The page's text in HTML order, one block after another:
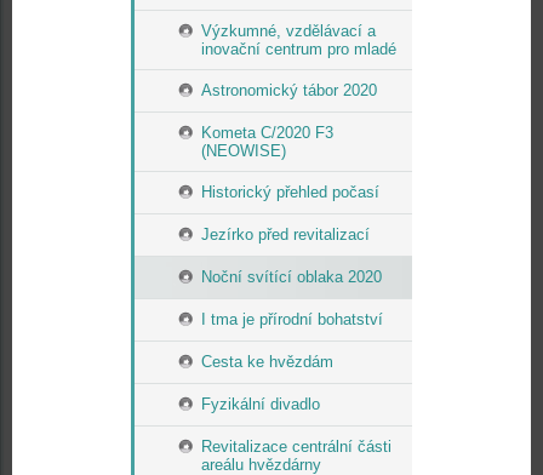
Výzkumné, vzdělávací a
inovační centrum pro mladé
Astronomický tábor 2020
Kometa C/2020 F3
(NEOWISE)
Historický přehled počasí
Jezírko před revitalizací
Noční svítící oblaka 2020
I tma je přírodní bohatství
Cesta ke hvězdám
Fyzikální divadlo
Revitalizace centrální části
areálu hvězdárny